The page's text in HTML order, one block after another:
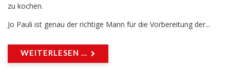
zu kochen.
Jo Pauli ist genau der richtige Mann für die Vorbereitung der...
WEITERLESEN ...